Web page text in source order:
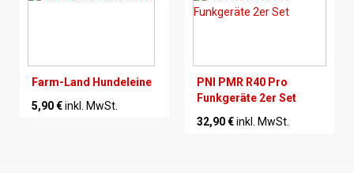
Farm-Land Hundeleine
5,90 €inkl. MwSt.
PNI PMR R40 Pro
Funkgeräte 2er Set
32,90 €inkl. MwSt.